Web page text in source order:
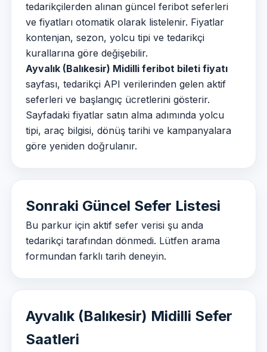
tedarikçilerden alınan güncel feribot seferleri
ve fiyatları otomatik olarak listelenir. Fiyatlar
kontenjan, sezon, yolcu tipi ve tedarikçi
kurallarına göre değişebilir.
Ayvalık (Balıkesir) Midilli feribot bileti fiyatı
sayfası, tedarikçi API verilerinden gelen aktif
seferleri ve başlangıç ücretlerini gösterir.
Sayfadaki fiyatlar satın alma adımında yolcu
tipi, araç bilgisi, dönüş tarihi ve kampanyalara
göre yeniden doğrulanır.
Sonraki Güncel Sefer Listesi
Bu parkur için aktif sefer verisi şu anda
tedarikçi tarafından dönmedi. Lütfen arama
formundan farklı tarih deneyin.
Ayvalık (Balıkesir) Midilli Sefer
Saatleri